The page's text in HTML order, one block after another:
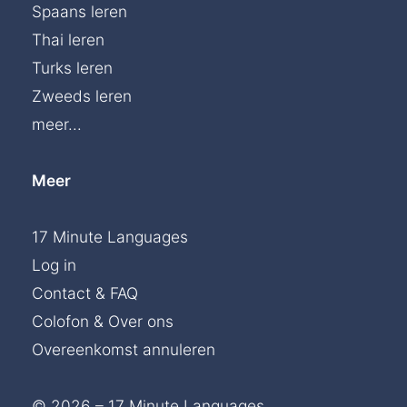
Spaans leren
Thai leren
Turks leren
Zweeds leren
meer...
Meer
17 Minute Languages
Log in
Contact & FAQ
Colofon & Over ons
Overeenkomst annuleren